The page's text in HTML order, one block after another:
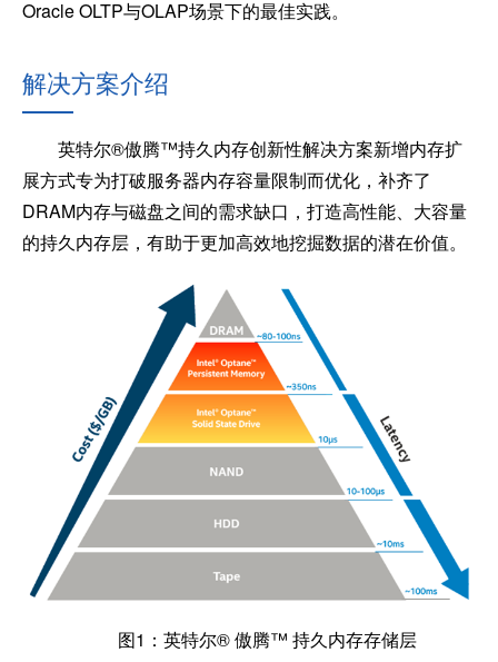
Oracle OLTP与OLAP场景下的最佳实践。
解决方案介绍
英特尔®傲腾™持久内存创新性解决方案新增内存扩
展方式专为打破服务器内存容量限制而优化，补齐了
DRAM内存与磁盘之间的需求缺口，打造高性能、大容量
的持久内存层，有助于更加高效地挖掘数据的潜在价值。
图1：英特尔® 傲腾™ 持久内存存储层